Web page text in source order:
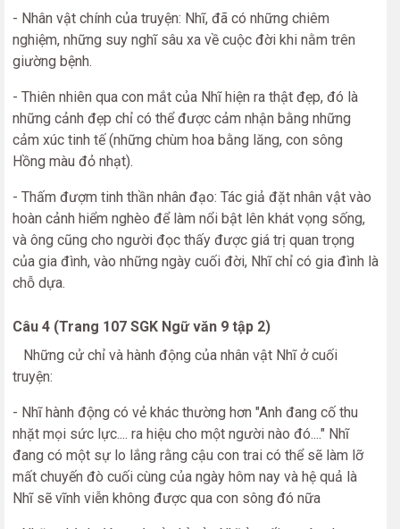
- Nhân vật chính của truyện: Nhĩ, đã có những chiêm
nghiệm, những suy nghĩ sâu xa về cuộc đời khi nằm trên
giường bệnh.
- Thiên nhiên qua con mắt của Nhĩ hiện ra thật đẹp, đó là
những cảnh đẹp chỉ có thể được cảm nhận bằng những
cảm xúc tinh tế (những chùm hoa bằng lăng, con sông
Hồng màu đỏ nhạt).
- Thấm đượm tinh thần nhân đạo: Tác giả đặt nhân vật vào
hoàn cảnh hiểm nghèo để làm nổi bật lên khát vọng sống,
và ông cũng cho người đọc thấy được giá trị quan trọng
của gia đình, vào những ngày cuối đời, Nhĩ chỉ có gia đình là
chỗ dựa.
Câu 4 (Trang 107 SGK Ngữ văn 9 tập 2)
Những cử chỉ và hành động của nhân vật Nhĩ ở cuối
truyện:
- Nhĩ hành động có vẻ khác thường hơn "Anh đang cố thu
nhặt mọi sức lực.... ra hiệu cho một người nào đó...." Nhĩ
đang có một sự lo lắng rằng cậu con trai có thể sẽ làm lỡ
mất chuyến đò cuối cùng của ngày hôm nay và hệ quả là
Nhĩ sẽ vĩnh viễn không được qua con sông đó nữa